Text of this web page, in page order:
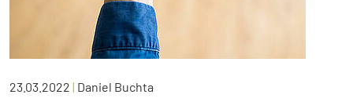
23.03.2022 | Daniel Buchta